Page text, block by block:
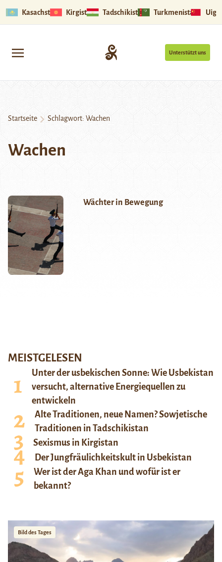
Kasachstan Kirgistan Tadschikistan Turkmenistan
Unterstützt uns
Startseite Schlagwort: Wachen
Wachen
Wächter in Bewegung
MEISTGELESEN
Unter der usbekischen Sonne: Wie Usbekistan
versucht, alternative Energiequellen zu
entwickeln
Alte Traditionen, neue Namen? Sowjetische
Traditionen in Tadschikistan
Sexismus in Kirgistan
Der Jungfräulichkeitskult in Usbekistan
Wer ist der Aga Khan und wofür ist er
bekannt?
Bild des Tages